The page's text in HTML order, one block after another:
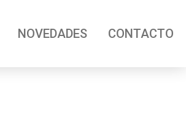
NOVEDADES CONTACTO